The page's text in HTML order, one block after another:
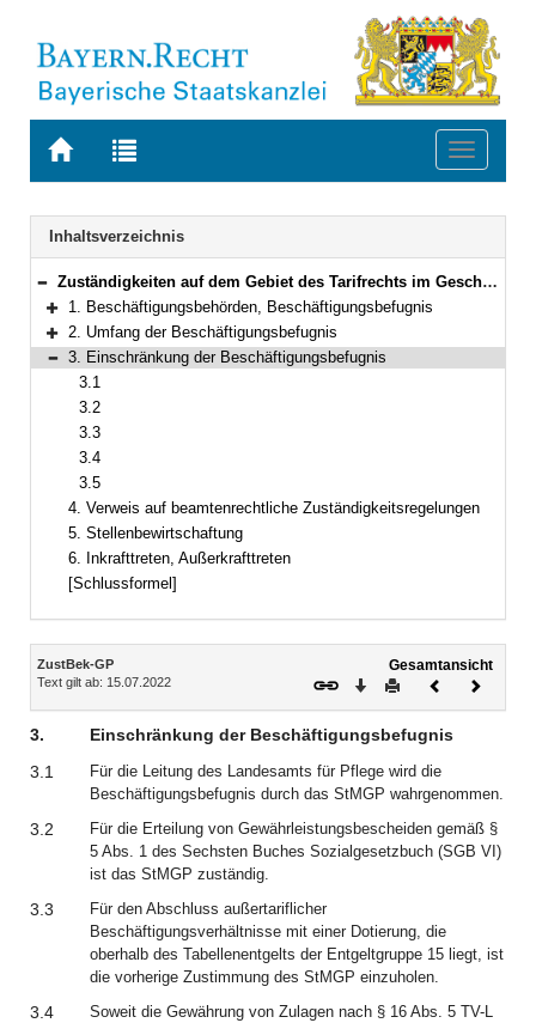
Zur
BAYERN.RECHT
Zur
letzten
Suche
Toggle
Navigation
Inhaltsverzeichnis
Bereich reduzieren
Zuständigkeiten auf dem Gebiet des Tarifrechts im Geschäftsbereich des Bayerischen Staatsministeriums für Gesundheit und Pflege
Bereich erweitern
1. Beschäftigungsbehörden, Beschäftigungsbefugnis
Bereich erweitern
2. Umfang der Beschäftigungsbefugnis
Bereich reduzieren
3. Einschränkung der Beschäftigungsbefugnis
3.1
3.2
3.3
3.4
3.5
4. Verweis auf beamtenrechtliche Zuständigkeitsregelungen
5. Stellenbewirtschaftung
6. Inkrafttreten, Außerkrafttreten
[Schlussformel]
Inhalt
ZustBek-GP
Text gilt ab: 15.07.2022
Gesamtansicht
Download
DruckenVorheriges
3.
Einschränkung der Beschäftigungsbefugnis
3.1
Für die Leitung des Landesamts für Pflege wird die
Beschäftigungsbefugnis durch das StMGP wahrgenommen.
3.2
Für die Erteilung von Gewährleistungsbescheiden gemäß §
5 Abs. 1 des Sechsten Buches Sozialgesetzbuch (SGB VI)
ist das StMGP zuständig.
3.3
Für den Abschluss außertariflicher
Beschäftigungsverhältnisse mit einer Dotierung, die
oberhalb des Tabellenentgelts der Entgeltgruppe 15 liegt, ist
die vorherige Zustimmung des StMGP einzuholen.
3.4
Soweit die Gewährung von Zulagen nach § 16 Abs. 5 TV-L